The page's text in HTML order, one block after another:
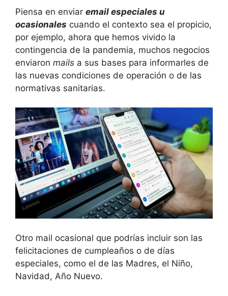
Piensa en enviar email especiales u
ocasionales cuando el contexto sea el propicio,
por ejemplo, ahora que hemos vivido la
contingencia de la pandemia, muchos negocios
enviaron mails a sus bases para informarles de
las nuevas condiciones de operación o de las
normativas sanitarias.
Otro mail ocasional que podrías incluir son las
felicitaciones de cumpleaños o de días
especiales, como el de las Madres, el Niño,
Navidad, Año Nuevo.